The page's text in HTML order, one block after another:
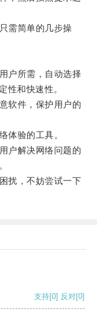
需简单的几步操
户所需，自动选择
性和快速性。
软件，保护用户的
验的工具。
户解决网络问题的
扰，不妨尝试一下
支持[0] 反对[0]